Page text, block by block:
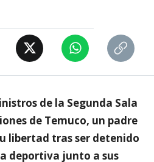
de la Segunda Sala
de Temuco, un padre
libertad tras ser detenido
deportiva junto a sus